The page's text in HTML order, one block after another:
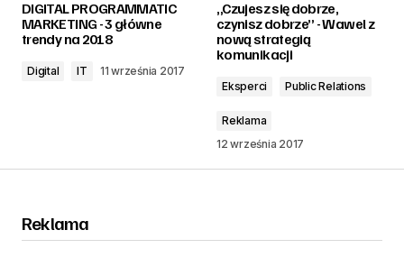
DIGITAL PROGRAMMATIC
MARKETING - 3 główne
trendy na 2018
Digital IT 11 września 2017
„Czujesz się dobrze,
czynisz dobrze” - Wawel z
nową strategią
komunikacji
Eksperci Public Relations
Reklama
12 września 2017
Reklama